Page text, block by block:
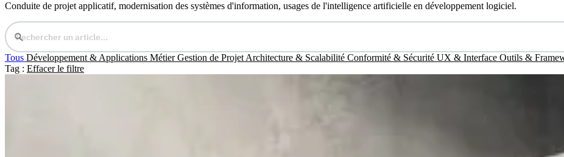
Conduite de projet applicatif, modernisation des systèmes d'information, usages de l'intelligence artificielle en développement logiciel.
Tous Développement & Applications MétierGestion de ProjetArchitecture & Scalabilité Conformité & Sécurité UX & Interface Outils &
Tag : Effacer le filtre